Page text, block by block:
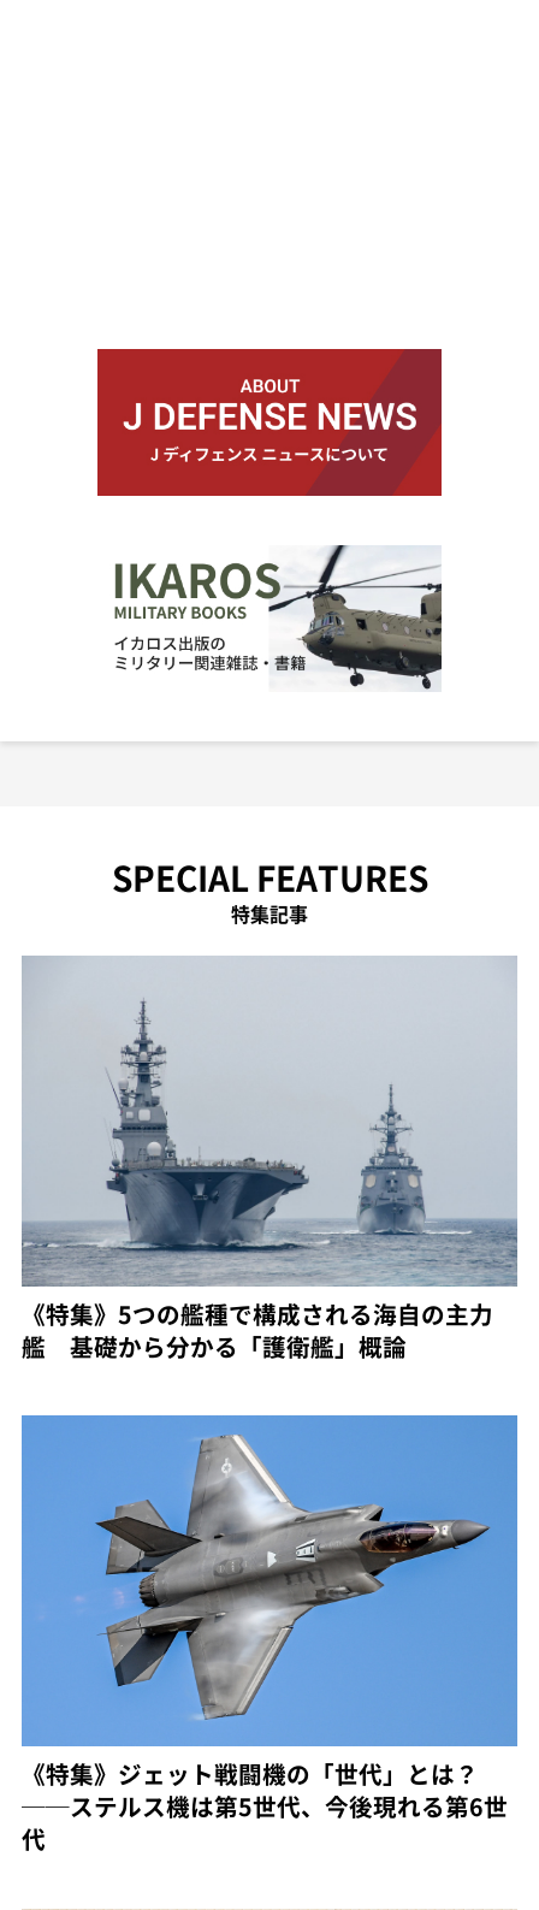
SPECIAL FEATURES
特集記事
《特集》5つの艦種で構成される海自の主力
艦 基礎から分かる「護衛艦」概論
《特集》ジェット戦闘機の「世代」とは？
──ステルス機は第5世代、今後現れる第6世
代